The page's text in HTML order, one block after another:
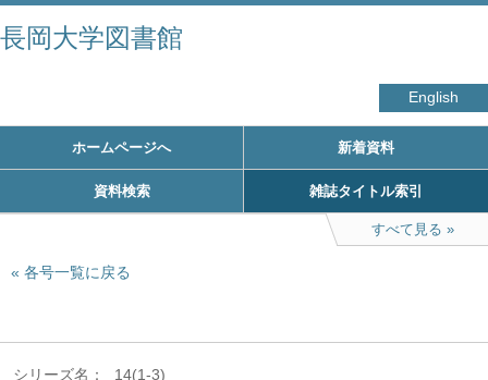
長岡大学図書館
English
ホームページへ 新着資料
資料検索 雑誌タイトル索引
すべて見る
各号一覧に戻る
シリーズ名 14(1-3)